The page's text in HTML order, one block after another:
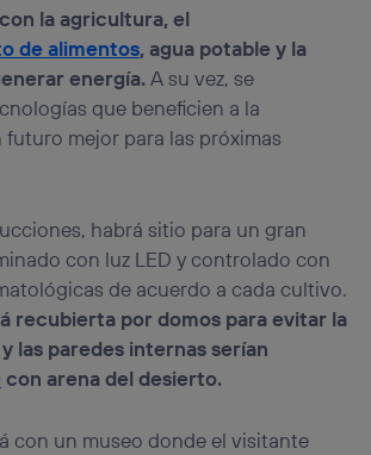
la agricultura, el
de alimentos, agua potable y la
energía.A su vez, se
que beneficien a la
mejor para las próximas
habrá sitio para un gran
con luz LED y controlado con
de acuerdo a cada cultivo.
recubierta por domos para evitar la
las paredes internas serían
con arena del desierto.
con un museo donde el visitante